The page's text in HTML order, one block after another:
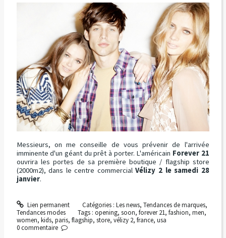
Messieurs, on me conseille de vous prévenir de l'arrivée
imminente d'un géant du prêt à porter. L'américain Forever 21
ouvrira les portes de sa première boutique / flagship store
(2000m2), dans le centre commercialVélizy 2 le samedi 28
janvier.
Lien permanent Catégories : Les news, Tendances de marques,
Tendances modes
Tags :opening,soon,forever 21,fashion,men,
women, kids, paris, flagship, store, vélizy 2, france, usa
0 commentaire